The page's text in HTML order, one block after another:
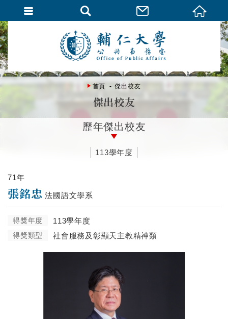
首頁 傑出校友
傑出校友
歷年傑出校友
113學年度
71年
張銘忠 法國語文學系
得獎年度 113學年度
得獎類型 社會服務及彰顯天主教精神類